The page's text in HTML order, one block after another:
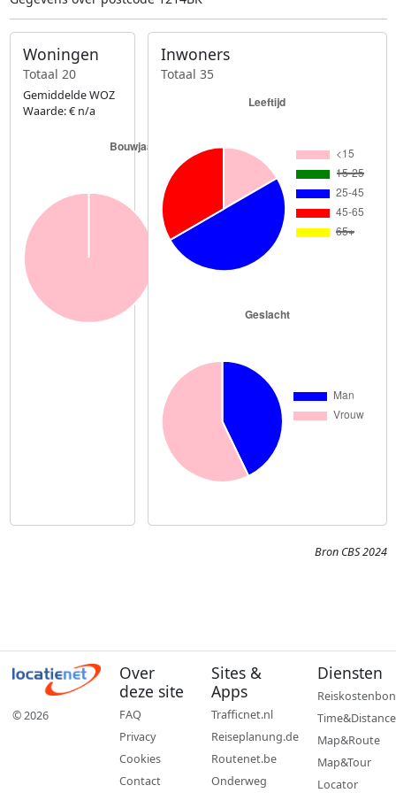
Woningen
Totaal 20
Gemiddelde WOZ
Waarde: € n/a
Inwoners
Totaal 35
Bron CBS 2024
© 2026
Over
deze site
FAQ
Privacy
Cookies
Contact
Sites &
Apps
Trafficnet.nl
Reiseplanung.de
Routenet.be
Onderweg
Diensten
Reiskostenbon
Time&Distance
Map&Route
Map&Tour
Locator